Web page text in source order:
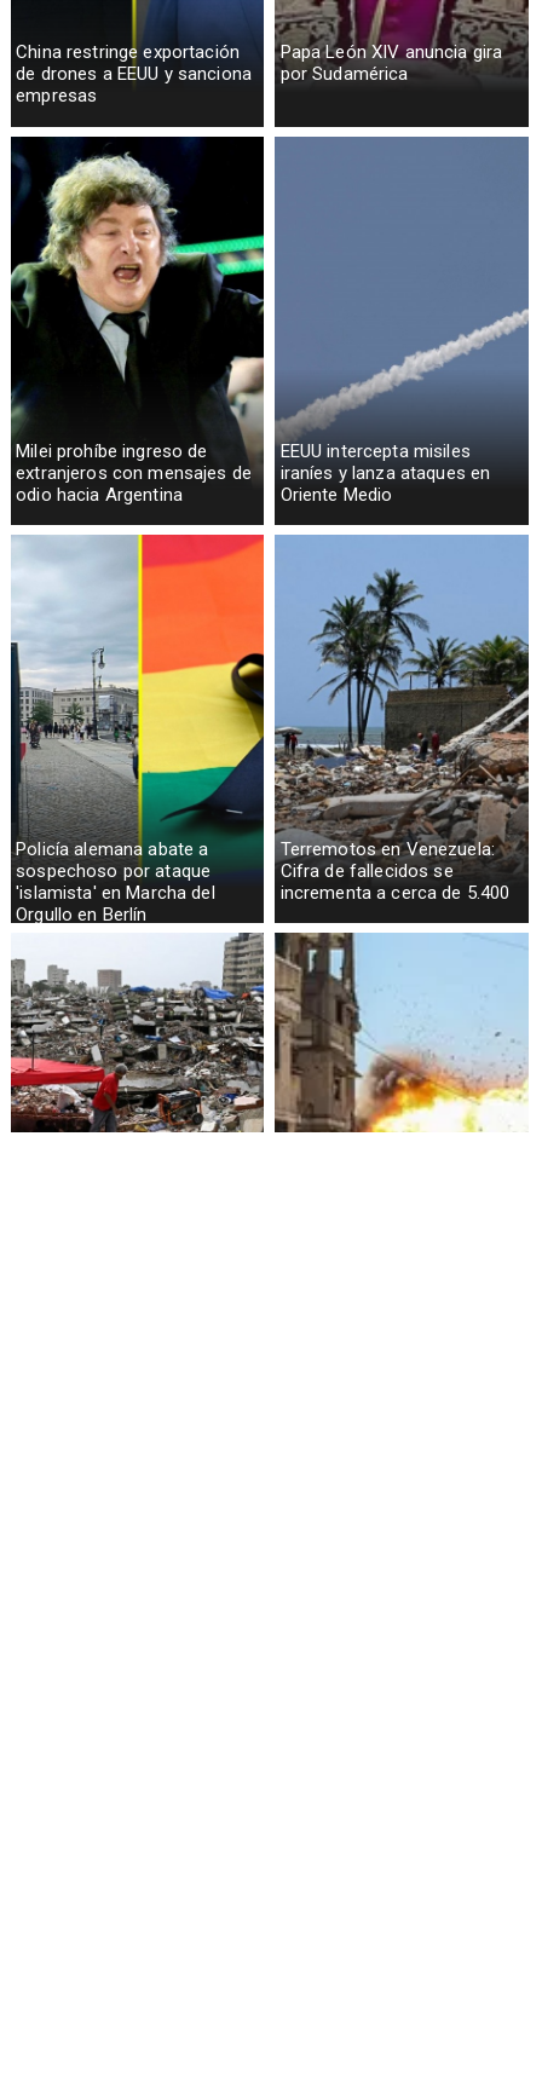
China restringe exportación
de drones a EEUU y sanciona
empresas
Papa León XIV anuncia gira
por Sudamérica
Milei prohíbe ingreso de
extranjeros con mensajes de
odio hacia Argentina
EEUU intercepta misiles
iraníes y lanza ataques en
Oriente Medio
Policía alemana abate a
sospechoso por ataque
'islamista' en Marcha del
Orgullo en Berlín
Terremotos en Venezuela:
Cifra de fallecidos se
incrementa a cerca de 5.400